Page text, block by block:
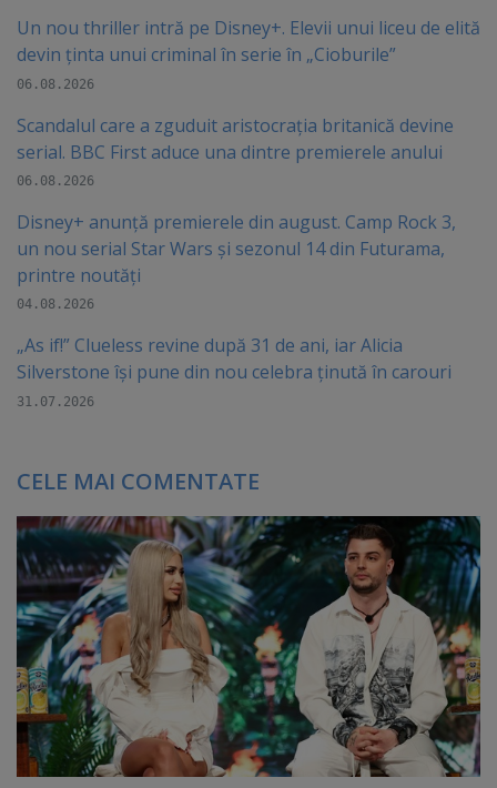
Un nou thriller intră pe Disney+. Elevii unui liceu de elită
devin ținta unui criminal în serie în „Cioburile”
06.08.2026
Scandalul care a zguduit aristocrația britanică devine
serial. BBC First aduce una dintre premierele anului
06.08.2026
Disney+ anunță premierele din august. Camp Rock 3,
un nou serial Star Wars și sezonul 14 din Futurama,
printre noutăți
04.08.2026
„As if!” Clueless revine după 31 de ani, iar Alicia
Silverstone își pune din nou celebra ținută în carouri
31.07.2026
CELE MAI COMENTATE